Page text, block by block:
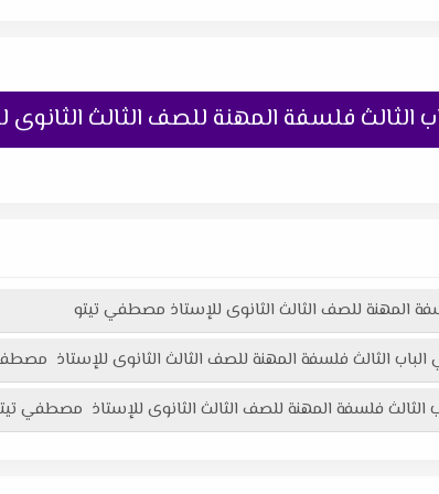
الثالث فلسفة المهنة للصف الثالث
المهنة للصف الثالث الثانوى للإستاذ مصطفي تيتو
الثالث فلسفة المهنة للصف الثالث الثانوى للإستاذ
الثالث فلسفة المهنة للصف الثالث الثانوى للإستاذ مصطفي